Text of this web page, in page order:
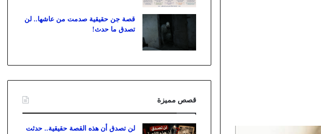
قصة جن حقيقية صدمت من عاشها.. لن
تصدق ما حدث!
قصص مميزة
لن تصدق أن هذه القصة حقيقية.. حدثت